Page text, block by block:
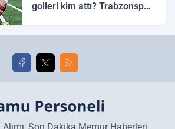
golleri kim attı? Trabzonspor
golleri!